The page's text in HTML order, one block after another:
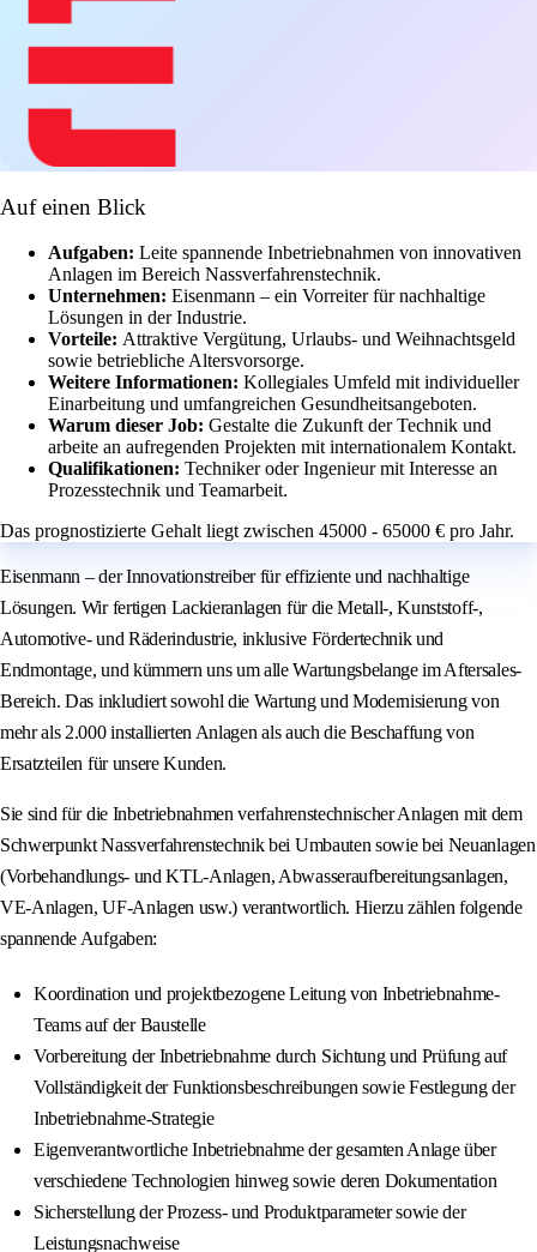
Auf einen Blick
Aufgaben: Leite spannende Inbetriebnahmen von innovativen
Anlagen im Bereich Nassverfahrenstechnik.
Unternehmen: Eisenmann – ein Vorreiter für nachhaltige
Lösungen in der Industrie.
Vorteile: Attraktive Vergütung, Urlaubs- und Weihnachtsgeld
sowie betriebliche Altersvorsorge.
Weitere Informationen: Kollegiales Umfeld mit individueller
Einarbeitung und umfangreichen Gesundheitsangeboten.
Warum dieser Job: Gestalte die Zukunft der Technik und
arbeite an aufregenden Projekten mit internationalem Kontakt.
Qualifikationen: Techniker oder Ingenieur mit Interesse an
Prozesstechnik und Teamarbeit.
Das prognostizierte Gehalt liegt zwischen 45000 - 65000 € pro Jahr.
Eisenmann – der Innovationstreiber für effiziente und nachhaltige
Lösungen. Wir fertigen Lackieranlagen für die Metall-, Kunststoff-,
Automotive- und Räderindustrie, inklusive Fördertechnik und
Endmontage, und kümmern uns um alle Wartungsbelange im Aftersales-
Bereich. Das inkludiert sowohl die Wartung und Modernisierung von
mehr als 2.000 installierten Anlagen als auch die Beschaffung von
Ersatzteilen für unsere Kunden.
Sie sind für die Inbetriebnahmen verfahrenstechnischer Anlagen mit dem
Schwerpunkt Nassverfahrenstechnik bei Umbauten sowie bei Neuanlagen
(Vorbehandlungs- und KTL-Anlagen, Abwasseraufbereitungsanlagen,
VE-Anlagen, UF-Anlagen usw.) verantwortlich. Hierzu zählen folgende
spannende Aufgaben:
Koordination und projektbezogene Leitung von Inbetriebnahme-
Teams auf der Baustelle
Vorbereitung der Inbetriebnahme durch Sichtung und Prüfung auf
Vollständigkeit der Funktionsbeschreibungen sowie Festlegung der
Inbetriebnahme-Strategie
Eigenverantwortliche Inbetriebnahme der gesamten Anlage über
verschiedene Technologien hinweg sowie deren Dokumentation
Sicherstellung der Prozess- und Produktparameter sowie der
Leistungsnachweise